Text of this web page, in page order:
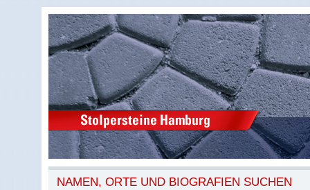
NAMEN, ORTE UND BIOGRAFIEN SUCHEN